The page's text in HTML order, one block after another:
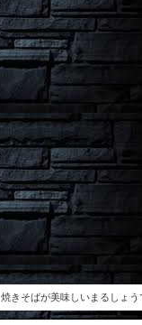
焼きそばが美味しいまるしょう